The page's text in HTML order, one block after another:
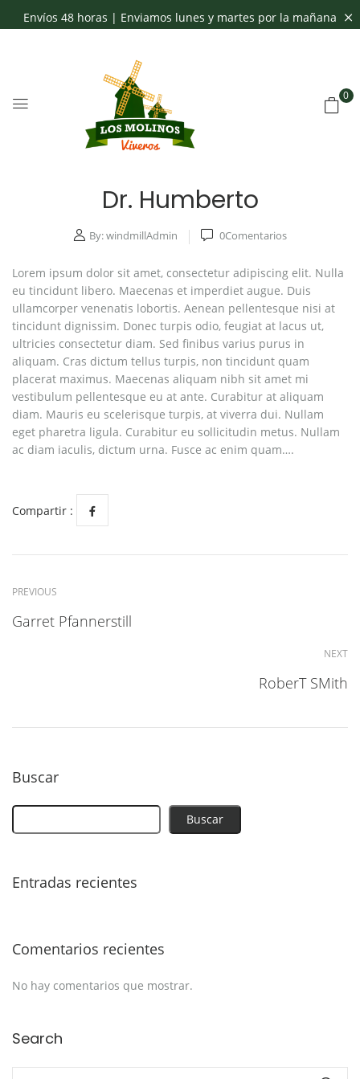
Envíos 48 horas | Enviamos lunes y martes por la mañana
0
Dr. Humberto
By:windmillAdmin 0Comentarios
Buscar
Buscar
Entradas recientes
Comentarios recientes
No hay comentarios que mostrar.
Search
Lorem ipsum dolor sit amet, consectetur adipiscing elit. Nulla
eu tincidunt libero. Maecenas et imperdiet augue. Duis
ullamcorper venenatis lobortis. Aenean pellentesque nisi at
tincidunt dignissim. Donec turpis odio, feugiat at lacus ut,
ultricies consectetur diam. Sed finibus varius purus in
aliquam. Cras dictum tellus turpis, non tincidunt quam
placerat maximus. Maecenas aliquam nibh sit amet mi
vestibulum pellentesque eu at ante. Curabitur at aliquam
diam. Mauris eu scelerisque turpis, at viverra dui. Nullam
eget pharetra ligula. Curabitur eu sollicitudin metus. Nullam
ac diam iaculis, dictum urna. Fusce ac enim quam….
Compartir :
PREVIOUS
Garret Pfannerstill
NEXT
RoberT SMith